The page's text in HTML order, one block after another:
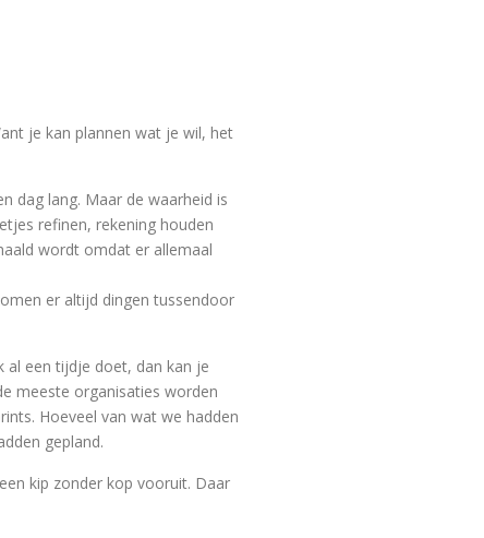
je kan plannen wat je wil, het
dag lang. Maar de waarheid is
refinen, rekening houden
wordt omdat er allemaal
er altijd dingen tussendoor
al een tijdje doet, dan kan je
meeste organisaties worden
Hoeveel van wat we hadden
gepland.
kip zonder kop vooruit. Daar